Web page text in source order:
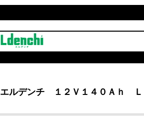
エルデンチ １２Ｖ１４０Ａｈ Ｌ